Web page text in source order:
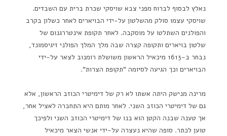
נאלץ לבסוף לברוח מפני צבא שויסקי שכרת ברית עם השבדים.
שויסקי עצמו סולק מהשלטון על-ידי הבויארים לאחר כשלון בקרב
והפולנים השתלטו על מוסקבה. לאחר תקופת אינטררגנום של
שלטון בויארים ותקופה קצרה שבה מלך המלך הפולני זיגיסמונד,
נבחר ב-1613 מיכאיל הראשון משושלת רומנוב לצאר על-ידי
הבויארים וכך הגיעה לסיומה "תקופת הצרות".
מרינה מנישק היתה אשתו לא רק של דימיטרי הכוזב הראשון, אלא
גם של דימיטרי הכוזב השני. לאחר מותם היא התחברה לאציל אחר,
אך טענה שבנה הקטן הוא בנו של דימיטרי הכוזב השני ולפיכך
טוען לכתר. סופה שהיא נעצרה על-ידי אנשי הצאר מיכאיל